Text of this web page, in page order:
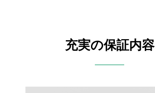
充実の保証内容